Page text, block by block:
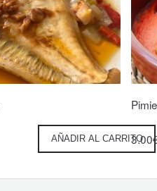
AÑADIR AL CARRITO3.00